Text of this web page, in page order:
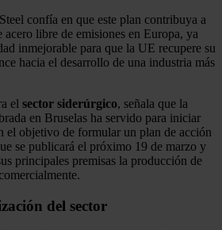
confía en que este plan contribuya a
libre de emisiones en Europa, ya
inmejorable para que la UE recupere su
hacia el desarrollo de una industria más
el sector siderúrgico, señala que la
en Bruselas ha servido para iniciar
el objetivo de formular un plan de acción
se publicará el próximo 19 de marzo y
principales premisas la producción de
del sector